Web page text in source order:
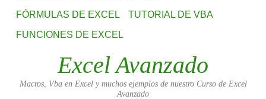
FÓRMULAS DE EXCEL
TUTORIAL DE VBA
FUNCIONES DE EXCEL
Excel Avanzado
Macros, Vba en Excel y muchos ejemplos de nuestro Curso de Excel
Avanzado